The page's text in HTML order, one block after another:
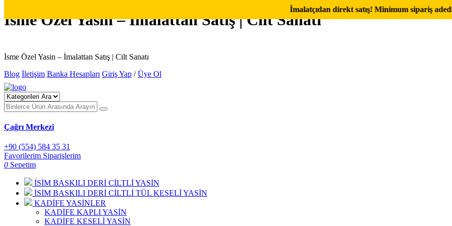
İmalatçıdan direkt satış! Minimum sipariş adedi 40
İsme Özel Yasin – İmalattan Satış | Cilt Sanatı
İsme Özel Yasin – İmalattan Satış | Cilt Sanatı
Blog İletişim Banka Hesapları Giriş Yap / Üye Ol
Çağrı Merkezi
+90 (554) 584 35 31
Favorilerim Siparişlerim
0 Sepetim
İSİM BASKILI DERİ CİLTLİ YASİN
İSİM BASKILI DERİ CİLTLİ TÜL KESELİ YASİN
KADİFE YASİNLER
KADİFE KAPLI YASİN
KADİFE KESELİ YASİN